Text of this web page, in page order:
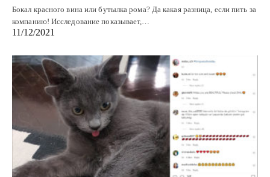
Бокал красного вина или бутылка рома? Да какая разница, если пить за
компанию! Исследование показывает,…
11/12/2021